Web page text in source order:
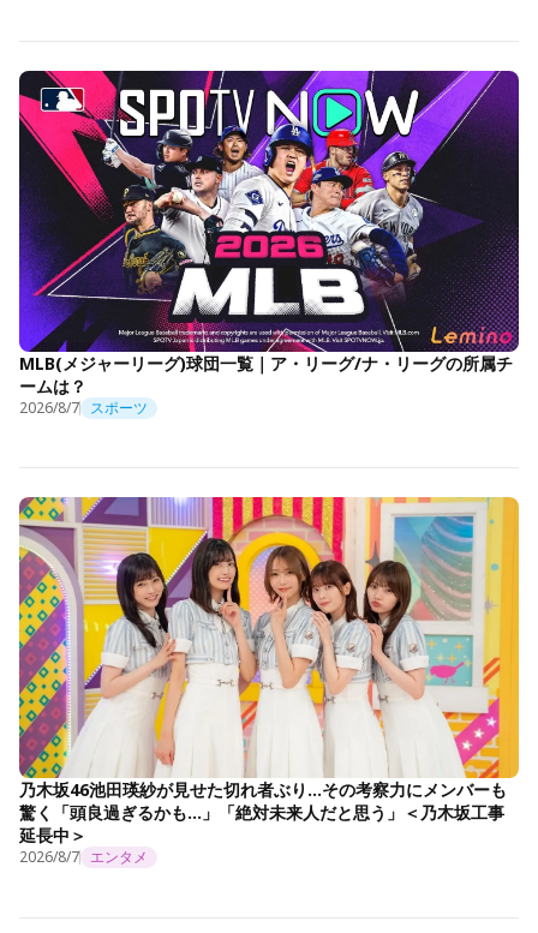
MLB(メジャーリーグ)球団一覧｜ア・リーグ/ナ・リーグの所属チ
ームは？
2026/8/7 スポーツ
乃木坂46池田瑛紗が見せた切れ者ぶり…その考察力にメンバーも
驚く「頭良過ぎるかも…」「絶対未来人だと思う」＜乃木坂工事
延長中＞
2026/8/7 エンタメ